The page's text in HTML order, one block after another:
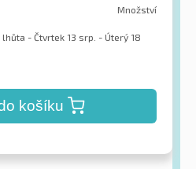
Množství
- Čtvrtek 13 srp. - Úterý 18
košíku